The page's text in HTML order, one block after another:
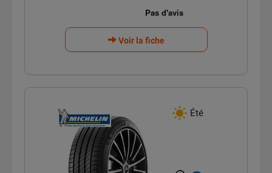
Voir la fiche
Été